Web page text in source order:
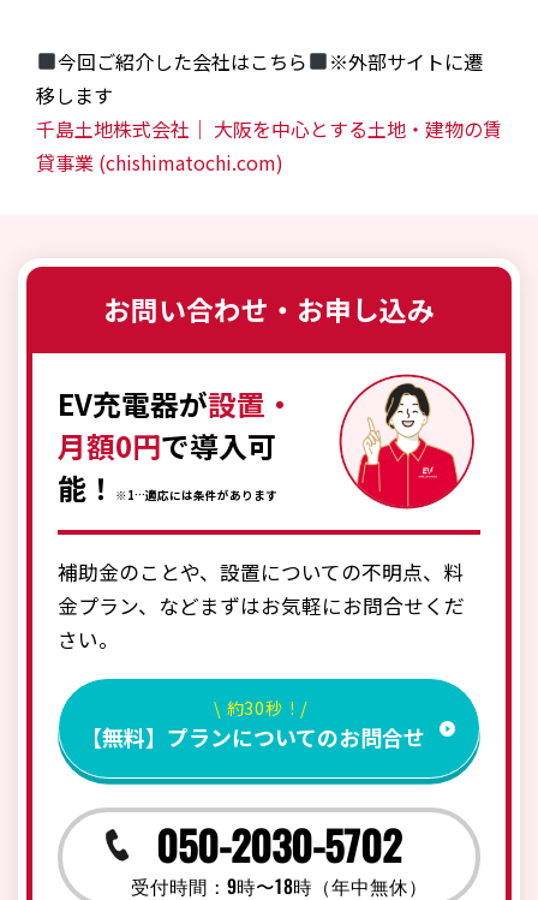
今回ご紹介した会社はこちら
※外部サイトに遷
移します
千島土地株式会社｜ 大阪を中心とする土地・建物の賃
貸事業 (chishimatochi.com)
お問い合わせ・お申し込み
EV充電器が設置・
月額0円で導入可
能！
※1…適応には条件があります
補助金のことや、設置についての不明点、料
金プラン、などまずはお気軽にお問合せくだ
さい。
\ 約30秒！/
【無料】プランについてのお問合せ
050-2030-5702
受付時間：9時〜18時（年中無休）